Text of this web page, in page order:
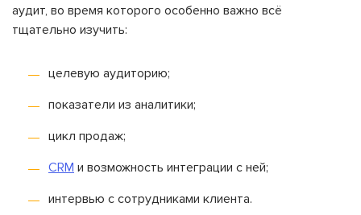
аудит, во время которого особенно важно всё
тщательно изучить:
целевую аудиторию;
показатели из аналитики;
цикл продаж;
CRM и возможность интеграции с ней;
интервью с сотрудниками клиента.